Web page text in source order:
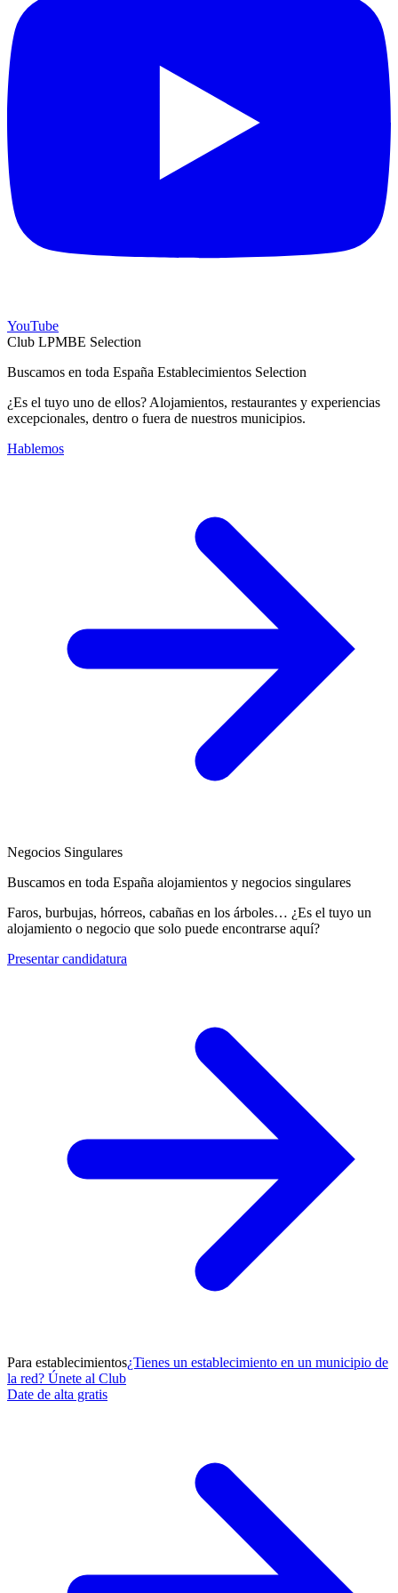
YouTube
Club LPMBE Selection
Buscamos en toda España Establecimientos Selection
¿Es el tuyo uno de ellos? Alojamientos, restaurantes y experiencias
excepcionales, dentro o fuera de nuestros municipios.
Hablemos
Negocios Singulares
Buscamos en toda España alojamientos y negocios singulares
Faros, burbujas, hórreos, cabañas en los árboles… ¿Es el tuyo un
alojamiento o negocio que solo puede encontrarse aquí?
Presentar candidatura
Para establecimientos¿Tienes un establecimiento en un municipio de
la red? Únete al Club
Date de alta gratis